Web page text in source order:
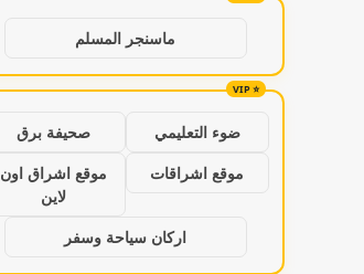
ماسنجر المسلم
ضوء التعليمي
صحيفة برق
موقع اشراقات
موقع اشراق اون
لاين
اركان سياحة وسفر